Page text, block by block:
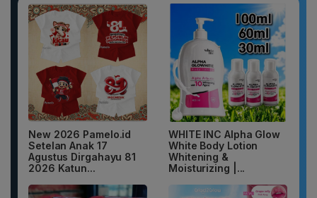
New 2026 Pamelo.id
Setelan Anak 17
Agustus Dirgahayu 81
2026 Katun...
WHITE INC Alpha Glow
White Body Lotion
Whitening &
Moisturizing |...